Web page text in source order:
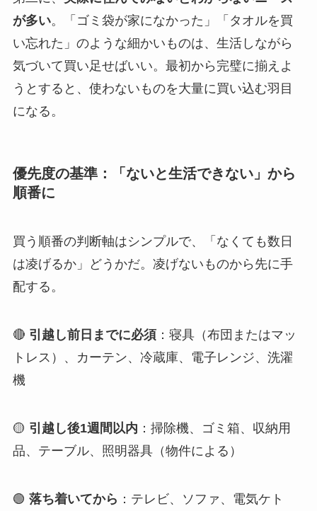
が多い。「ゴミ袋が家になかった」「タオルを買
い忘れた」のような細かいものは、生活しながら
気づいて買い足せばいい。最初から完璧に揃えよ
うとすると、使わないものを大量に買い込む羽目
になる。
優先度の基準：「ないと生活できない」から
順番に
買う順番の判断軸はシンプルで、「なくても数日
は凌げるか」どうかだ。凌げないものから先に手
配する。
🔴 引越し前日までに必須：寝具（布団またはマッ
トレス）、カーテン、冷蔵庫、電子レンジ、洗濯
機
🟡 引越し後1週間以内 ：掃除機、ゴミ箱、収納用
品、テーブル、照明器具（物件による）
🟢 落ち着いてから ：テレビ、ソファ、電気ケト